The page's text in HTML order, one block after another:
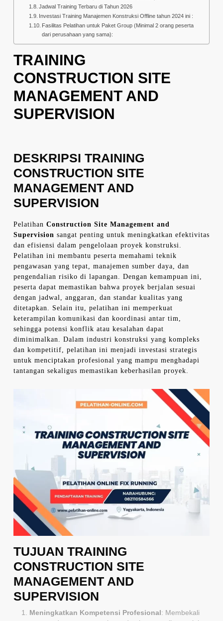
Jadwal Training Terbaru di Tahun 2026
Investasi Training Manajemen Konstruksi Offline tahun 2024 ini :
Fasilitas Pelatihan untuk Paket Group (Minimal 2 orang peserta
dari perusahaan yang sama):
TRAINING
CONSTRUCTION SITE
MANAGEMENT AND
SUPERVISION
DESKRIPSI TRAINING
CONSTRUCTION SITE
MANAGEMENT AND
SUPERVISION
Pelatihan Construction Site Management and
Supervision sangat penting untuk meningkatkan efektivitas
dan efisiensi dalam pengelolaan proyek konstruksi.
Pelatihan ini membantu peserta memahami teknik
pengawasan yang tepat, manajemen sumber daya, dan
pengendalian risiko di lapangan. Dengan kemampuan ini,
peserta dapat memastikan bahwa proyek berjalan sesuai
dengan jadwal, anggaran, dan standar kualitas yang
ditetapkan. Selain itu, pelatihan ini memperkuat
keterampilan komunikasi dan koordinasi antar tim,
sehingga potensi konflik atau kesalahan dapat
diminimalkan. Dalam industri konstruksi yang kompleks
dan kompetitif, pelatihan ini menjadi investasi strategis
untuk menciptakan profesional yang mampu menghadapi
tantangan sekaligus memastikan keberhasilan proyek.
TUJUAN TRAINING
CONSTRUCTION SITE
MANAGEMENT AND
SUPERVISION
Meningkatkan Kompetensi Profesional: Membekali